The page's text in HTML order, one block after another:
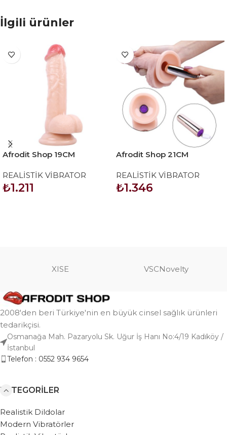
İlgili ürünler
Afrodit Shop 19CM
Penis
REALİSTİK VİBRATOR
₺1.211
Afrodit Shop 21CM
REALİSTİK VİBRATOR
₺1.346
XISE VSCNovelty
2008'den beri Türkiye'nin en büyük cinsel sağlık ürünleri
tedarikçisi.
Osmanağa Mah. Pazaryolu Sk. Uğur İş Hanı No:4/19 Kadıköy /
İstanbul
Telefon : 0552 934 9654
KATEGORILER
Realistik Dildolar
Modern Vibratörler